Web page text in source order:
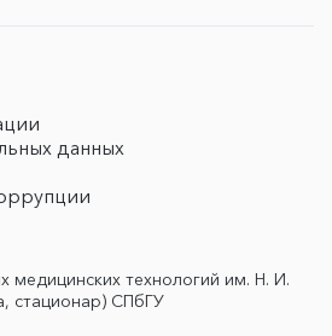
данных
медицинских технологий им. Н. И.
стационар) СПбГУ